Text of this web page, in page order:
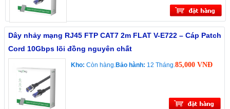
Dây nhảy mạng RJ45 FTP CAT7 2m FLAT V-E722 – Cáp Patch
Cord 10Gbps lõi đồng nguyên chất
Kho: Còn hàng. Bảo hành: 12 Tháng. 85,000 VNĐ